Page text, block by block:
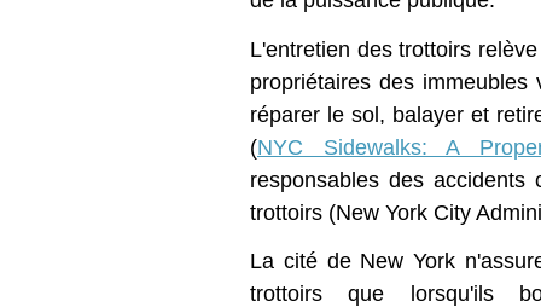
L'entretien des trottoirs
propriétaires des
réparer le sol, balayer et
(NYC Sidewalks: A
responsables des
trottoirs (New York City
La cité de New York
trottoirs que lorsqu'ils